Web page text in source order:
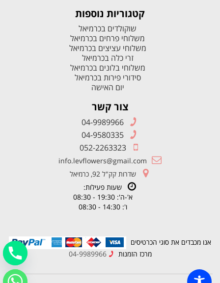
קטגוריות נוספות
שוקולדים בכרמיאל
משלוחי פרחים בכרמיאל
משלוחי עציצים בכרמיאל
זרי כלה בכרמיאל
משלוחי בלונים בכרמיאל
סידורי פירות בכרמיאל
יום האישה
צור קשר
04-9989966
04-9580335
052-2263323
info.levflowers@gmail.com
שדרות קק"ל 92, כרמיאל
שעות פעילות:
א'-ה': 19:30 - 08:30
ו': 14:30 - 08:30
אנו מכבדים את סוגי הכרטיסים
מרכז הזמנות
04-9989966